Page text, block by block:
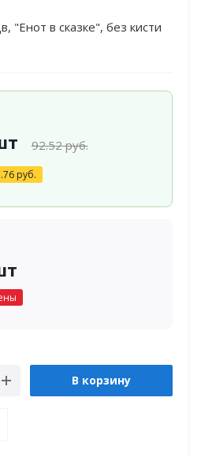
"Енот в сказке", без кисти
92.52руб.
руб.
В корзину